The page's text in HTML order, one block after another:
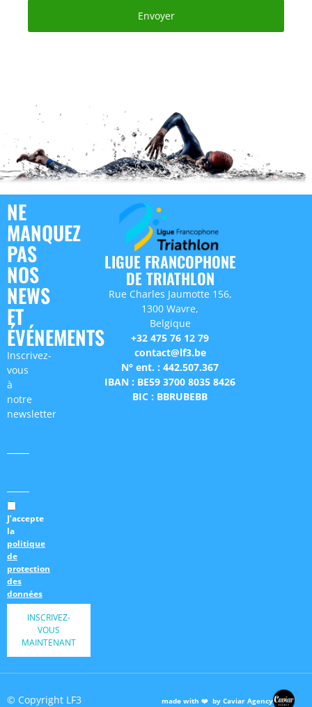
Envoyer
LIGUE FRANCOPHONE
DE TRIATHLON
Rue Charles Jaumotte 156,
1300 Wavre,
Belgique
+32 475 76 12 79
contact@lf3.be
N° ent. : 442.507.367
IBAN : BE59 3700 8035 8426
BIC : BBRUBEBB
NE
MANQUEZ
PAS
NOS
NEWS
ET
ÉVÉNEMENTS
Inscrivez-
vous
à
notre
newsletter
J’accepte
la
politique
de
protection
des
données
INSCRIVEZ-
VOUS
MAINTENANT
© Copyright LF3 made with ❤️ by Caviar Agency